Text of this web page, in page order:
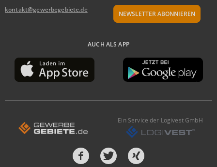
kontakt@gewerbegebiete.de
NEWSLETTER ABONNIEREN
AUCH ALS APP
Ein Service der Logivest GmbH